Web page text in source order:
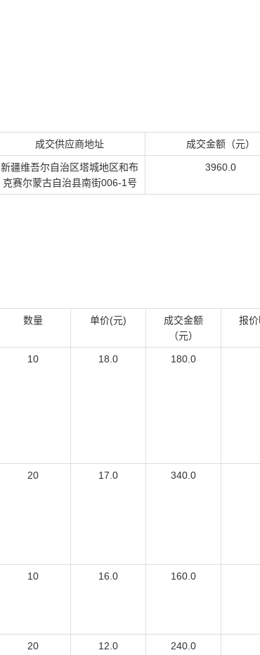
成交供应商地址 成交金额（元）
新疆维吾尔自治区塔城地区和布
克赛尔蒙古自治县南街006-1号
3960.0
数量 单价(元)
成交金额
（元）
报
10 18.0 180.0
20 17.0 340.0
10 16.0 160.0
20 12.0 240.0